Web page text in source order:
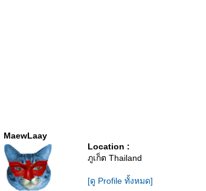
MaewLaay
Location :
ภูเก็ต Thailand
[ดู Profile ทั้งหมด]